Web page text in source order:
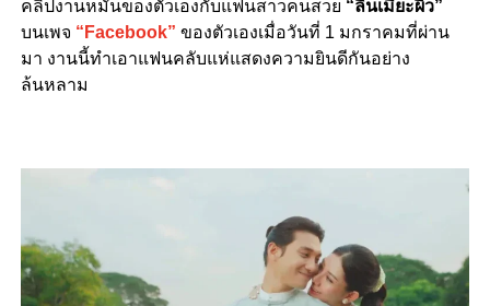
คลิปงานหมั้นของตัวเองกับแฟนสาวคนสวย “ลินเมียะผิ่ว”
บนเพจ “Facebook” ของตัวเองเมื่อวันที่ 1 มกราคมที่ผ่าน
มา งานนี้ทำเอาแฟนคลับแห่แสดงความยินดีกันอย่าง
ล้นหลาม